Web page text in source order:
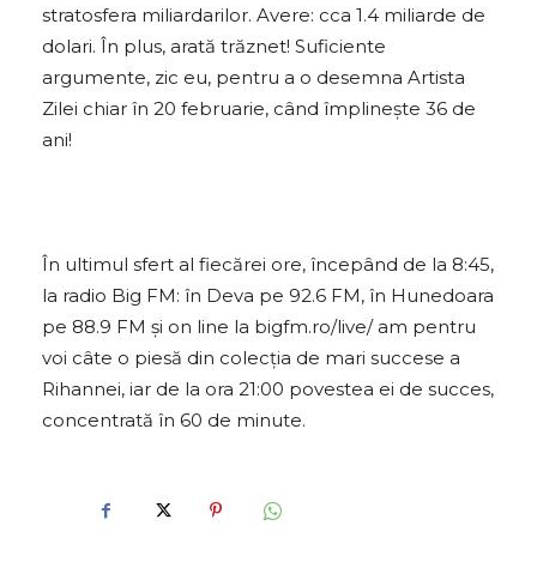
stratosfera miliardarilor. Avere: cca 1.4 miliarde de
dolari. În plus, arată trăznet! Suficiente
argumente, zic eu, pentru a o desemna Artista
Zilei chiar în 20 februarie, când împlinește 36 de
ani!
În ultimul sfert al fiecărei ore, începând de la 8:45,
la radio Big FM: în Deva pe 92.6 FM, în Hunedoara
pe 88.9 FM și on line la bigfm.ro/live/ am pentru
voi câte o piesă din colecția de mari succese a
Rihannei, iar de la ora 21:00 povestea ei de succes,
concentrată în 60 de minute.